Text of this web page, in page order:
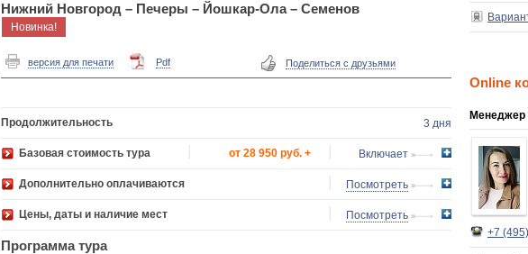
Нижний Новгород – Печеры – Йошкар-Ола – Семенов
Новинка!
версия для печати Pdf Поделиться с друзьями
Продолжительность 3 дня
Базовая стоимость тура от 28 950 руб. + Включает
Дополнительно оплачиваются Посмотреть
Цены, даты и наличие мест Посмотреть
Программа тура
Online
Менеджер
+7